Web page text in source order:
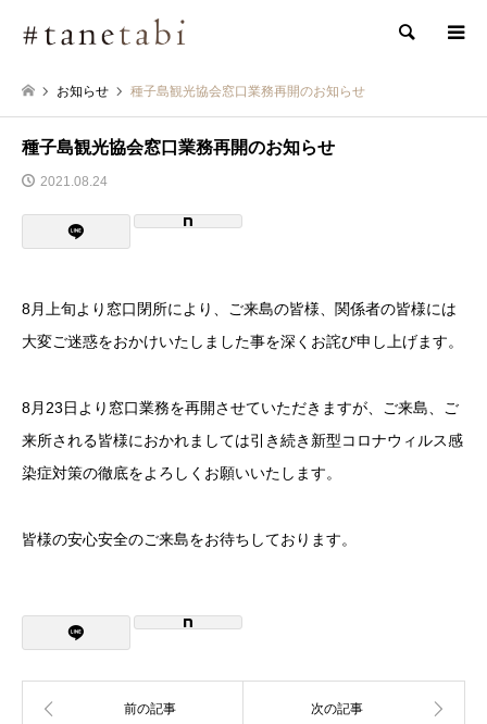
検索
お知らせ 種子島観光協会窓口業務再開のお知らせ
種子島観光協会窓口業務再開のお知らせ
2021.08.24
8月上旬より窓口閉所により、ご来島の皆様、関係者の皆様には
大変ご迷惑をおかけいたしました事を深くお詫び申し上げます。
8月23日より窓口業務を再開させていただきますが、ご来島、ご
来所される皆様におかれましては引き続き新型コロナウィルス感
染症対策の徹底をよろしくお願いいたします。
皆様の安心安全のご来島をお待ちしております。